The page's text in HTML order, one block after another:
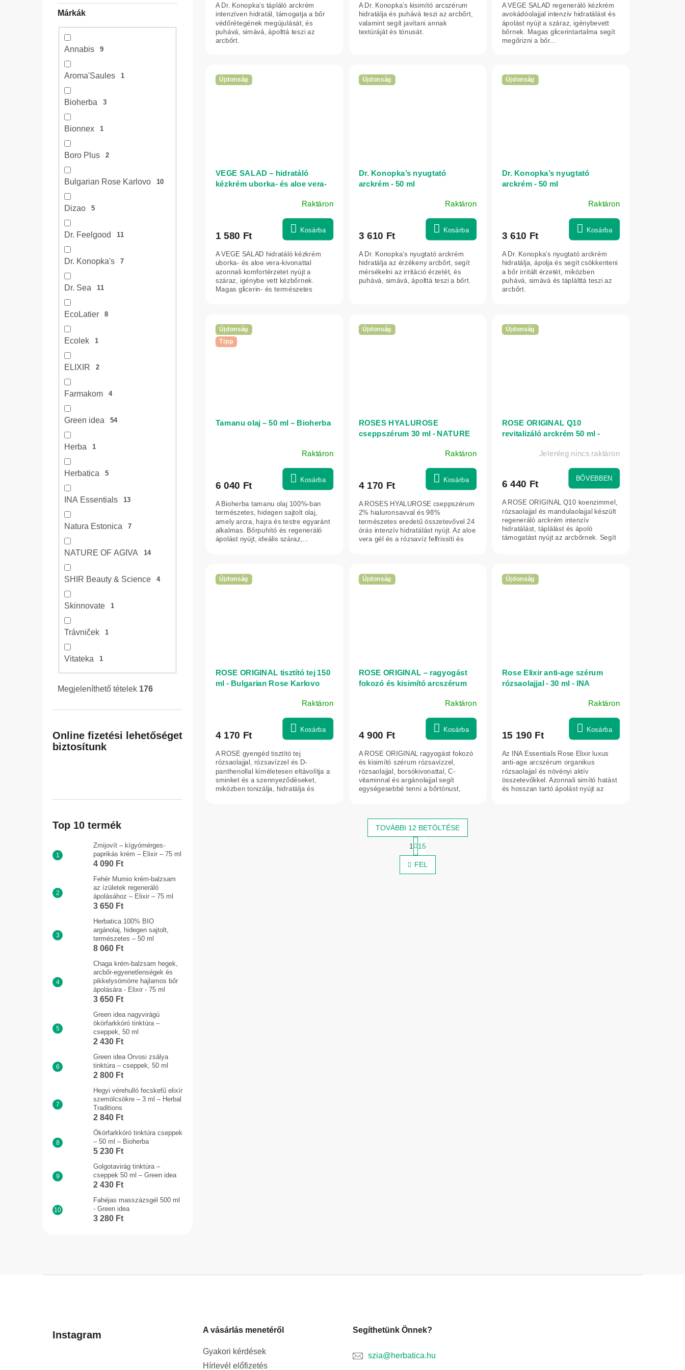
Márkák
Annabis 9
Aroma'Saules 1
Bioherba 3
Bionnex 1
Boro Plus 2
Bulgarian Rose Karlovo 10
Dizao 5
Dr. Feelgood 11
Dr. Konopka's 7
Dr. Sea 11
EcoLatier 8
Ecolek 1
ELIXIR 2
Farmakom 4
Green idea 54
Herba 1
Herbatica 5
INA Essentials 13
Natura Estonica 7
NATURE OF AGIVA 14
SHIR Beauty & Science 4
Skinnovate 1
Trávniček 1
Vitateka 1
Megjeleníthető tételek 176
Online fizetési lehetőséget
biztosítunk
Top 10 termék
Zmijovít – kígyómérges-
paprikás krém – Elixir – 75 ml
4 090 Ft
Fehér Mumio krém-balzsam
az ízületek regeneráló
ápolásához – Elixir – 75 ml
3 650 Ft
Herbatica 100% BIO
argánolaj, hidegen sajtolt,
természetes – 50 ml
8 060 Ft
Chaga krém-balzsam hegek,
arcbőr-egyenetlenségek és
pikkelysömörre hajlamos bőr
ápolására - Elixir - 75 ml
3 650 Ft
Green idea nagyvirágú
ökörfarkkóró tinktúra –
cseppek, 50 ml
2 430 Ft
Green idea Orvosi zsálya
tinktúra – cseppek, 50 ml
2 800 Ft
Hegyi vérehulló fecskefű elixír
szemölcsökre – 3 ml – Herbal
Traditions
2 840 Ft
Ökörfarkkóró tinktúra cseppek
– 50 ml – Bioherba
5 230 Ft
Golgotavirág tinktúra –
cseppek 50 ml – Green idea
2 430 Ft
Fahéjas masszázsgél 500 ml
- Green idea
3 280 Ft
A Dr. Konopka’s tápláló arckrém
intenzíven hidratál, támogatja a bőr
védőrétegének megújulását, és
puhává, simává, ápolttá teszi az
arcbőrt.
A Dr. Konopka’s kisimító arcszérum
hidratálja és puhává teszi az arcbőrt,
valamint segít javítani annak
textúráját és tónusát.
A VEGE SALAD regeneráló kézkrém
avokádóolajjal intenzív hidratálást és
ápolást nyújt a száraz, igénybevett
bőrnek. Magas glicerintartalma segít
megőrizni a bőr...
Újdonság
VEGE SALAD – hidratáló
kézkrém uborka- és aloe vera-
Raktáron
1 580 Ft Kosárba
A VEGE SALAD hidratáló kézkrém
uborka- és aloe vera-kivonattal
azonnali komfortérzetet nyújt a
száraz, igénybe vett kézbőrnek.
Magas glicerin- és természetes
Újdonság
Dr. Konopka’s nyugtató
arckrém - 50 ml
Raktáron
3 610 Ft Kosárba
A Dr. Konopka’s nyugtató arckrém
hidratálja az érzékeny arcbőrt, segít
mérsékelni az irritáció érzetét, és
puhává, simává, ápolttá teszi a bőrt.
Újdonság
Dr. Konopka’s nyugtató
arckrém - 50 ml
Raktáron
3 610 Ft Kosárba
A Dr. Konopka’s nyugtató arckrém
hidratálja, ápolja és segít csökkenteni
a bőr irritált érzetét, miközben
puhává, simává és táplálttá teszi az
arcbőrt.
Újdonság
Tipp
Tamanu olaj – 50 ml – Bioherba
Raktáron
6 040 Ft Kosárba
A Bioherba tamanu olaj 100%-ban
természetes, hidegen sajtolt olaj,
amely arcra, hajra és testre egyaránt
alkalmas. Bőrpuhító és regeneráló
ápolást nyújt, ideális száraz,...
Újdonság
ROSES HYALUROSE
cseppszérum 30 ml - NATURE
Raktáron
4 170 Ft Kosárba
A ROSES HYALUROSE cseppszérum
2% hialuronsavval és 98%
természetes eredetű összetevővel 24
órás intenzív hidratálást nyújt. Az aloe
vera gél és a rózsavíz felfrissíti és
Újdonság
ROSE ORIGINAL Q10
revitalizáló arckrém 50 ml -
Jelenleg nincs raktáron
6 440 Ft BŐVEBBEN
A ROSE ORIGINAL Q10 koenzimmel,
rózsaolajjal és mandulaolajjal készült
regeneráló arckrém intenzív
hidratálást, táplálást és ápoló
támogatást nyújt az arcbőrnek. Segít
Újdonság
ROSE ORIGINAL tisztító tej 150
ml - Bulgarian Rose Karlovo
Raktáron
4 170 Ft Kosárba
A ROSE gyengéd tisztító tej
rózsaolajjal, rózsavízzel és D-
panthenollal kíméletesen eltávolítja a
sminket és a szennyeződéseket,
miközben tonizálja, hidratálja és
Újdonság
ROSE ORIGINAL – ragyogást
fokozó és kisimító arcszérum
Bulgarian Rose KarlovoRaktáron
4 900 Ft Kosárba
A ROSE ORIGINAL ragyogást fokozó
és kisimító szérum rózsavízzel,
rózsaolajjal, borsókivonattal, C-
vitaminnal és argánolajjal segít
egységesebbé tenni a bőrtónust,
Újdonság
Rose Elixir anti-age szérum
rózsaolajjal - 30 ml - INA
Raktáron
15 190 Ft Kosárba
Az INA Essentials Rose Elixir luxus
anti-age arcszérum organikus
rózsaolajjal és növényi aktív
összetevőkkel. Azonnali simító hatást
és hosszan tartó ápolást nyújt az
L
i
s
TOVÁBBI 12 BETÖLTÉSE
a
p
o
z
1 15
FEL
Instagram A vásárlás menetéről
Gyakori kérdések
Hírlevél előfizetés
Segíthetünk Önnek?
szia@herbatica.hu